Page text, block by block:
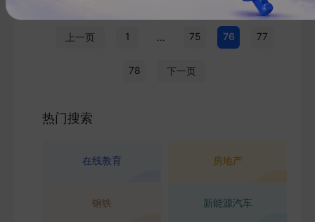
上一页 1 ... 75 76 77
78 下一页
热门搜索
在线教育 房地产
钢铁 新能源汽车